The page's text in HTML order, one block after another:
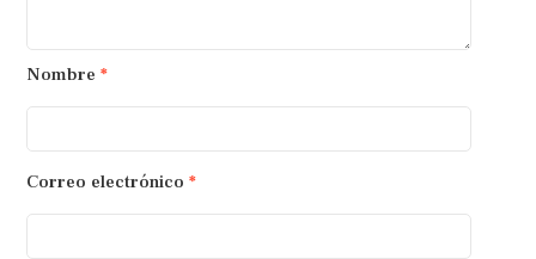
Nombre *
Correo electrónico *